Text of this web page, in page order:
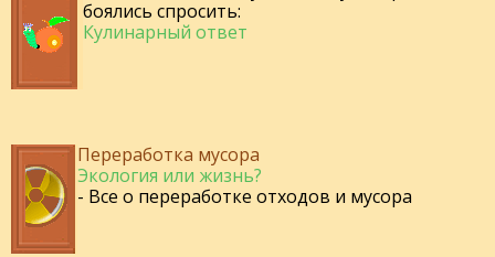
боялись спросить:
Кулинарный ответ
Переработка мусора
Экология или жизнь?
- Все о переработке отходов и мусора